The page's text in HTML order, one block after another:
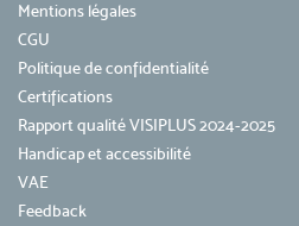
Mentions légales
CGU
Politique de confidentialité
Certifications
Rapport qualité VISIPLUS 2024-2025
Handicap et accessibilité
VAE
Feedback